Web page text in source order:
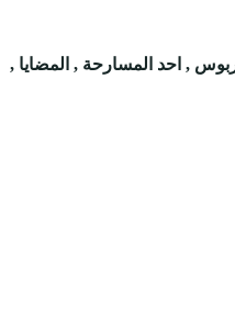
, احد المسارحة , المضايا ,